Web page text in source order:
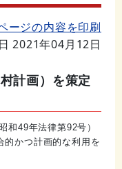
ージの内容を印刷
2021年04月12日
計画）を策定
和49年法律第92号）
的かつ計画的な利用を